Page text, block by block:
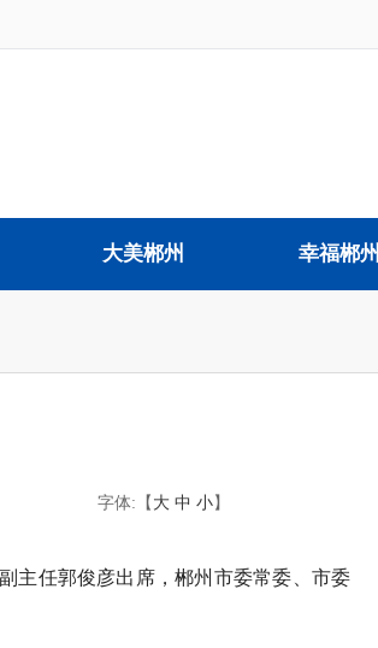
大美郴州 幸福郴州
字体:【 大 中 小】
主任郭俊彦出席，郴州市委常委、市委